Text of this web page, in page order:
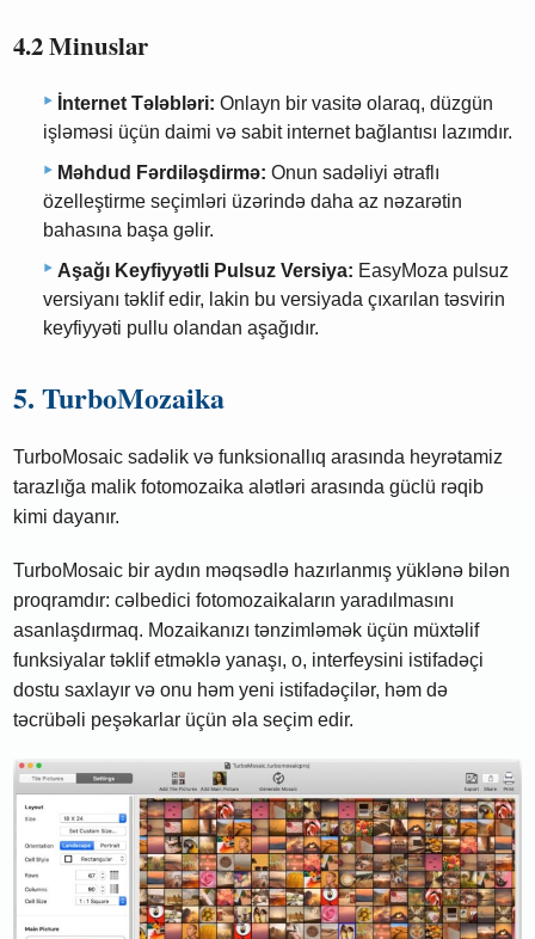
4.2 Minuslar
İnternet Tələbləri: Onlayn bir vasitə olaraq, düzgün
işləməsi üçün daimi və sabit internet bağlantısı lazımdır.
Məhdud Fərdiləşdirmə: Onun sadəliyi ətraflı
özelleştirme seçimləri üzərində daha az nəzarətin
bahasına başa gəlir.
Aşağı Keyfiyyətli Pulsuz Versiya: EasyMoza pulsuz
versiyanı təklif edir, lakin bu versiyada çıxarılan təsvirin
keyfiyyəti pullu olandan aşağıdır.
5. TurboMozaika
TurboMosaic sadəlik və funksionallıq arasında heyrətamiz
tarazlığa malik fotomozaika alətləri arasında güclü rəqib
kimi dayanır.
TurboMosaic bir aydın məqsədlə hazırlanmış yüklənə bilən
proqramdır: cəlbedici fotomozaikaların yaradılmasını
asanlaşdırmaq. Mozaikanızı tənzimləmək üçün müxtəlif
funksiyalar təklif etməklə yanaşı, o, interfeysini istifadəçi
dostu saxlayır və onu həm yeni istifadəçilər, həm də
təcrübəli peşəkarlar üçün əla seçim edir.